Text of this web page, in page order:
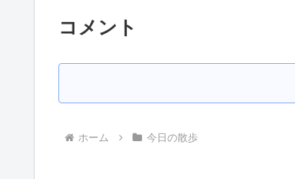
コメント
ホーム 今日の散歩